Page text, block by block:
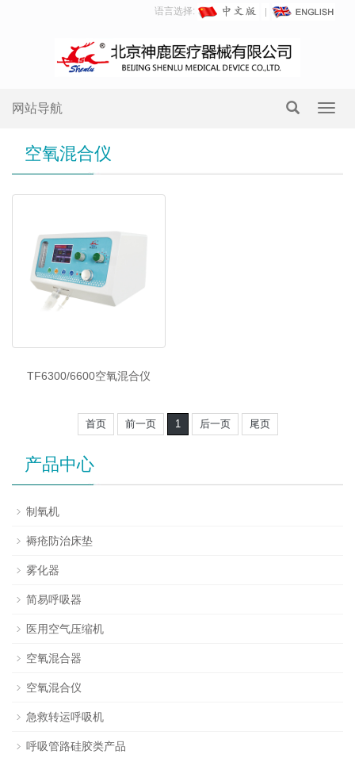
语言选择:
网站导航
空氧混合仪
TF6300/6600空氧混合仪
首页 前一页 1 后一页 尾页
产品中心
制氧机
褥疮防治床垫
雾化器
简易呼吸器
医用空气压缩机
空氧混合器
空氧混合仪
急救转运呼吸机
呼吸管路硅胶类产品